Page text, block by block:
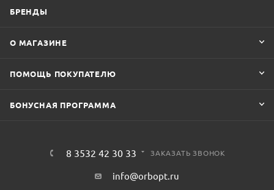
БРЕНДЫ
О МАГАЗИНЕ
ПОМОЩЬ ПОКУПАТЕЛЮ
БОНУСНАЯ ПРОГРАММА
8 3532 42 30 33 ЗАКАЗАТЬ ЗВОНОК
info@orbopt.ru